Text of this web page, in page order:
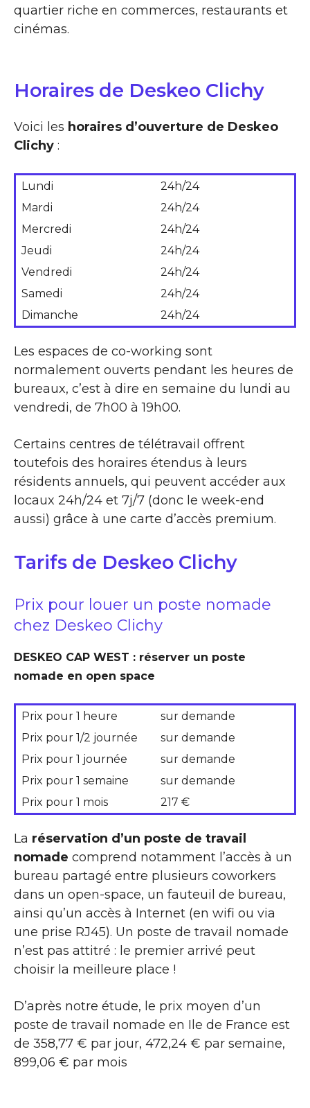
quartier riche en commerces, restaurants et
cinémas.
Horaires de Deskeo Clichy
Voici les horaires d’ouverture de Deskeo
Clichy :
Lundi
24h/24
Mardi
24h/24
Mercredi
24h/24
Jeudi
24h/24
Vendredi
24h/24
Samedi
24h/24
Dimanche
24h/24
Les espaces de co-working sont
normalement ouverts pendant les heures de
bureaux, c’est à dire en semaine du lundi au
vendredi, de 7h00 à 19h00.
Certains centres de télétravail offrent
toutefois des horaires étendus à leurs
résidents annuels, qui peuvent accéder aux
locaux 24h/24 et 7j/7 (donc le week-end
aussi) grâce à une carte d’accès premium.
Tarifs de Deskeo Clichy
Prix pour louer un poste nomade
chez Deskeo Clichy
DESKEO CAP WEST : réserver un poste
nomade en open space
Prix pour 1 heure
sur demande
Prix pour 1/2 journée
sur demande
Prix pour 1 journée
sur demande
Prix pour 1 semaine
sur demande
Prix pour 1 mois
217 €
La réservation d’un poste de travail
nomade comprend notamment l’accès à un
bureau partagé entre plusieurs coworkers
dans un open-space, un fauteuil de bureau,
ainsi qu’un accès à Internet (en wifi ou via
une prise RJ45). Un poste de travail nomade
n’est pas attitré : le premier arrivé peut
choisir la meilleure place !
D’après notre étude, le prix moyen d’un
poste de travail nomade en Ile de France est
de 358,77 € par jour, 472,24 € par semaine,
899,06 € par mois